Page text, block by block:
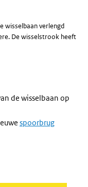
wisselbaan verlengd
De wisselstrook heeft
de wisselbaan op
spoorbrug